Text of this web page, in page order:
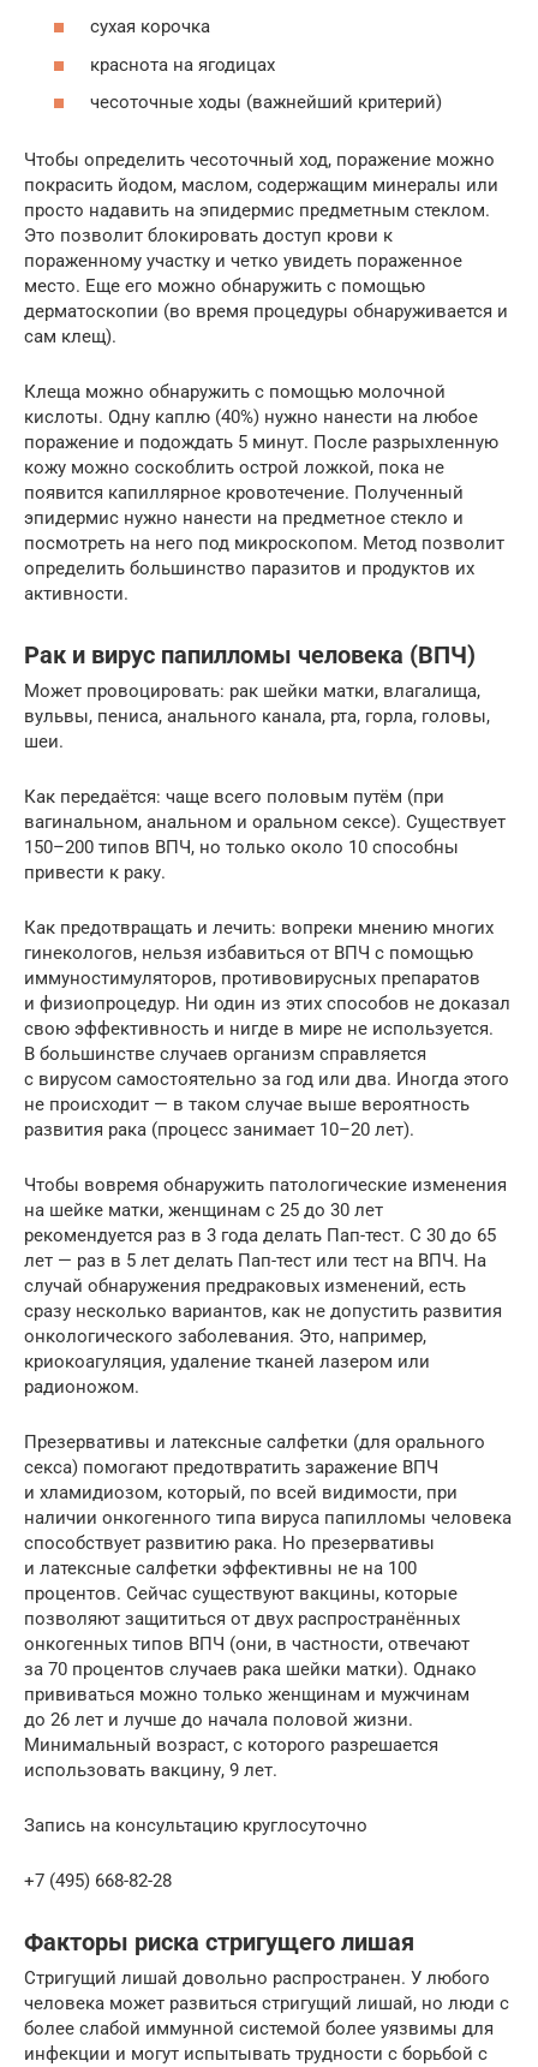
сухая корочка
краснота на ягодицах
чесоточные ходы (важнейший критерий)
Чтобы определить чесоточный ход, поражение можно
покрасить йодом, маслом, содержащим минералы или
просто надавить на эпидермис предметным стеклом.
Это позволит блокировать доступ крови к
пораженному участку и четко увидеть пораженное
место. Еще его можно обнаружить с помощью
дерматоскопии (во время процедуры обнаруживается и
сам клещ).
Клеща можно обнаружить с помощью молочной
кислоты. Одну каплю (40%) нужно нанести на любое
поражение и подождать 5 минут. После разрыхленную
кожу можно соскоблить острой ложкой, пока не
появится капиллярное кровотечение. Полученный
эпидермис нужно нанести на предметное стекло и
посмотреть на него под микроскопом. Метод позволит
определить большинство паразитов и продуктов их
активности.
Рак и вирус папилломы человека (ВПЧ)
Может провоцировать: рак шейки матки, влагалища,
вульвы, пениса, анального канала, рта, горла, головы,
шеи.
Как передаётся: чаще всего половым путём (при
вагинальном, анальном и оральном сексе). Существует
150–200 типов ВПЧ, но только около 10 способны
привести к раку.
Как предотвращать и лечить: вопреки мнению многих
гинекологов, нельзя избавиться от ВПЧ с помощью
иммуностимуляторов, противовирусных препаратов
и физиопроцедур. Ни один из этих способов не доказал
свою эффективность и нигде в мире не используется.
В большинстве случаев организм справляется
с вирусом самостоятельно за год или два. Иногда этого
не происходит — в таком случае выше вероятность
развития рака (процесс занимает 10–20 лет).
Чтобы вовремя обнаружить патологические изменения
на шейке матки, женщинам с 25 до 30 лет
рекомендуется раз в 3 года делать Пап-тест. С 30 до 65
лет — раз в 5 лет делать Пап-тест или тест на ВПЧ. На
случай обнаружения предраковых изменений, есть
сразу несколько вариантов, как не допустить развития
онкологического заболевания. Это, например,
криокоагуляция, удаление тканей лазером или
радионожом.
Презервативы и латексные салфетки (для орального
секса) помогают предотвратить заражение ВПЧ
и хламидиозом, который, по всей видимости, при
наличии онкогенного типа вируса папилломы человека
способствует развитию рака. Но презервативы
и латексные салфетки эффективны не на 100
процентов. Сейчас существуют вакцины, которые
позволяют защититься от двух распространённых
онкогенных типов ВПЧ (они, в частности, отвечают
за 70 процентов случаев рака шейки матки). Однако
прививаться можно только женщинам и мужчинам
до 26 лет и лучше до начала половой жизни.
Минимальный возраст, с которого разрешается
использовать вакцину, 9 лет.
Запись на консультацию круглосуточно
+7 (495) 668-82-28
Факторы риска стригущего лишая
Стригущий лишай довольно распространен. У любого
человека может развиться стригущий лишай, но люди с
более слабой иммунной системой более уязвимы для
инфекции и могут испытывать трудности с борьбой с